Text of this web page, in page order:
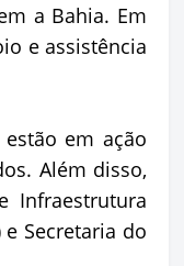
a Bahia. Em
e assistência
em ação
Além disso,
Infraestrutura
Secretaria do